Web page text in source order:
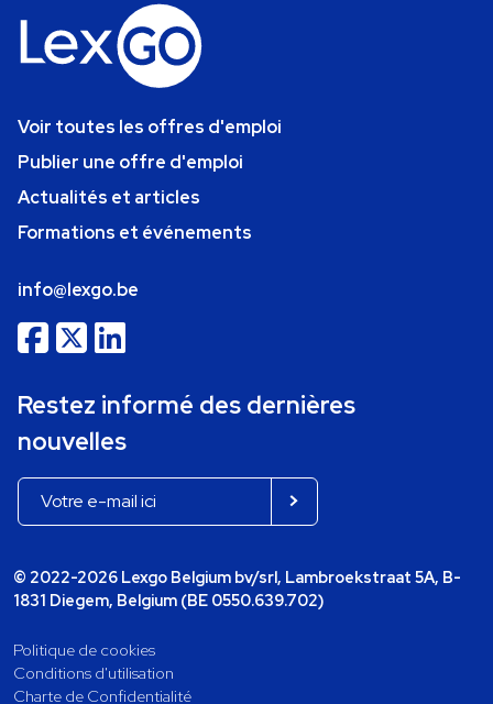
Voir toutes les offres d'emploi
Publier une offre d'emploi
Actualités et articles
Formations et événements
info@lexgo.be
Restez informé des dernières
nouvelles
© 2022-2026 Lexgo Belgium bv/srl, Lambroekstraat 5A, B-
1831 Diegem, Belgium (BE 0550.639.702)
Politique de cookies
Conditions d'utilisation
Charte de Confidentialité